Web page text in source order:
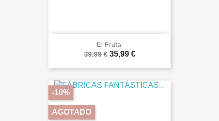
El Frutal
39,99 € 35,99 €
-10%
AGOTADO